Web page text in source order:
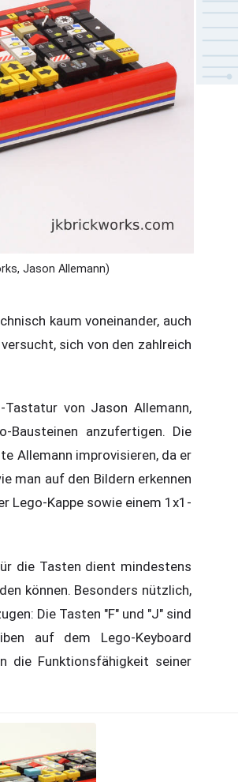
Jason Allemann)
kaum voneinander, auch
sich von den zahlreich
von Jason Allemann,
Bausteinen anzufertigen. Die
Allemann improvisieren, da er
man auf den Bildern erkennen
Lego-Kappe sowie einem 1x1-
die Tasten dient mindestens
können. Besonders nützlich,
Die Tasten "F" und "J" sind
auf dem Lego-Keyboard
die Funktionsfähigkeit seiner